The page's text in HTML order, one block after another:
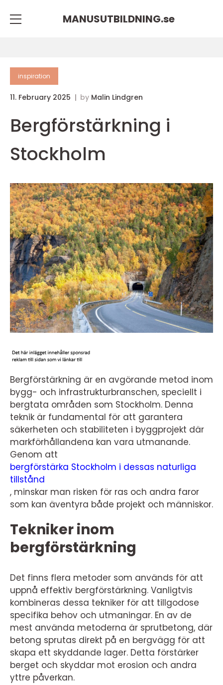
MANUSUTBILDNING.se
inspiration
11. February 2025 by Malin Lindgren
Bergförstärkning i
Stockholm
Bergförstärkning är en avgörande metod inom
bygg- och infrastrukturbranschen, speciellt i
bergtata områden som Stockholm. Denna
teknik är fundamental för att garantera
säkerheten och stabiliteten i byggprojekt där
markförhållandena kan vara utmanande.
Genom att
bergförstärka Stockholm i dessas naturliga
tillstånd
, minskar man risken för ras och andra faror
som kan äventyra både projekt och människor.
Tekniker inom
bergförstärkning
Det finns flera metoder som används för att
uppnå effektiv bergförstärkning. Vanligtvis
kombineras dessa tekniker för att tillgodose
specifika behov och utmaningar. En av de
mest använda metoderna är sprutbetong, där
betong sprutas direkt på en bergvägg för att
skapa ett skyddande lager. Detta förstärker
berget och skyddar mot erosion och andra
yttre påverkan.